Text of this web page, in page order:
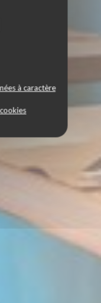
à caractère